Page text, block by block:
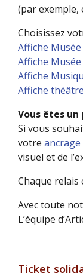
(par exemple,
Choisissez
Affiche
Affiche Musée
Affiche
Affiche théâtre
Vous êtes
Si vous
votre ancrage
visuel et de
Chaque relais
Avec toute
L’équipe
Ticket